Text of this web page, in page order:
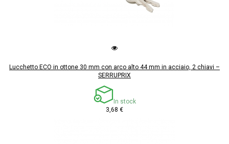
Lucchetto ECO in ottone 30 mm con arco alto 44 mm in acciaio, 2 chiavi –
SERRUPRIX
In stock
3,68 €